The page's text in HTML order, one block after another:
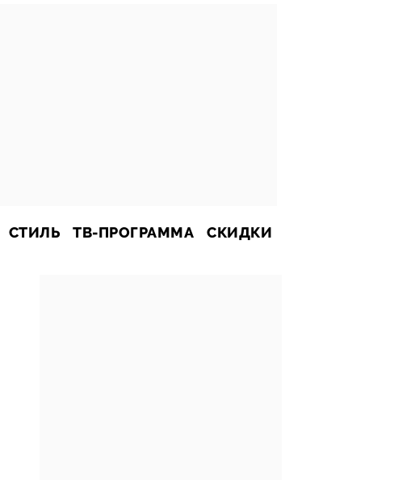
СТИЛЬ ТВ-ПРОГРАММА СКИДКИ